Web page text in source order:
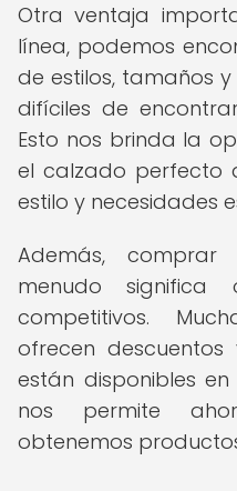
Otra ventaja
línea, podemos
de estilos, tamaños
difíciles de
Esto nos brinda la
el calzado perfecto
estilo y necesidades
Además,
menudo significa
competitivos.
ofrecen
están disponibles
nos permite
obtenemos